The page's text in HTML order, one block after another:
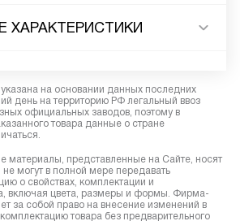
ХАРАКТЕРИСТИКИ
на основании данных последних
день на территорию РФ легальный ввоз
официальных заводов, поэтому в
товара данные о стране
материалы, представленные на Сайте, носят
могут в полной мере передавать
о свойствах, комплектации и
включая цвета, размеры и формы. Фирма-
за собой право на внесение изменений в
товара без предварительного